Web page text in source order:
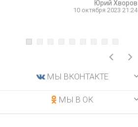
Юрий Хворов
10 октября 2023 21:24
МЫ ВКОНТАКТЕ
МЫ В ОК